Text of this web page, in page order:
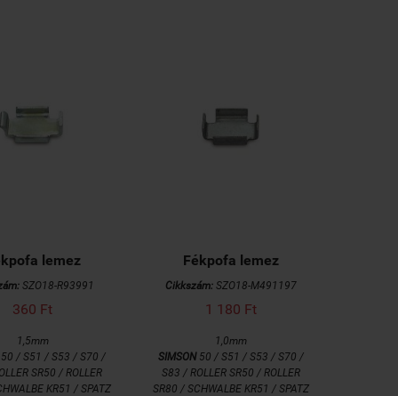
lemez
SZO18-R93991
360 Ft
1,5mm
/ S51 / S53 / S70 /
SR50 / ROLLER
KR51 / SPATZ
Fékpofa lemez
Cikkszám: SZO18-M491197
1 180 Ft
1,0mm
SIMSON50 / S51 / S53 / S70 /
S83 / ROLLER SR50 / ROLLER
SR80 / SCHWALBE KR51 / SPATZ